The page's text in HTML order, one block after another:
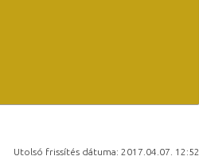
Utolsó frissítés dátuma: 2017.04.07. 12:52